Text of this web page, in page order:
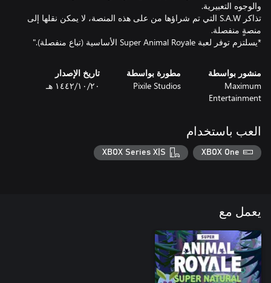
تذاكر S.A.W التي تم شراؤها من على هذه المنصة، لا يمكن نقلها إلى
*يسلتزم توفر لعبة Super Animal Royale الأساسية (تباع منفصلة)."
منشور بواسطة
Maximum
Entertainment
مطورة بواسطة
Pixile Studios
تاريخ الإصدار
٢٠‏/١٠‏/١٤٤٢ هـ
العب باستخدام
XBOX One
XBOX Series X|S
يعمل مع